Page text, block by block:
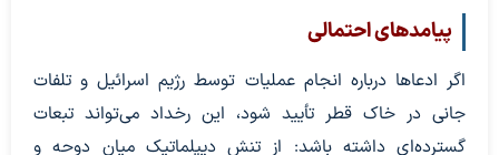
پیامدهای احتمالی
اگر ادعاها درباره انجام عملیات توسط رژیم اسرائیل و تلفات
جانی در خاک قطر تأیید شود، این رخداد می‌تواند تبعات
گسترده‌ای داشته باشد: از تنش دیپلماتیک میان دوحه و